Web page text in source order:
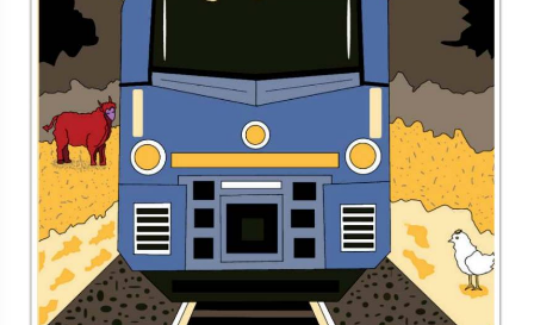
Copyright ©2026 Todos los derechos reservados | La Jornada
Maya